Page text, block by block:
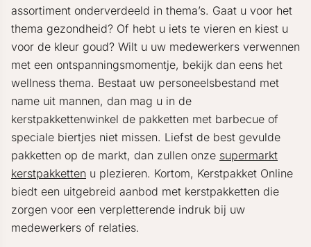
assortiment onderverdeeld in thema’s. Gaat u voor het
thema gezondheid? Of hebt u iets te vieren en kiest u
voor de kleur goud? Wilt u uw medewerkers verwennen
met een ontspanningsmomentje, bekijk dan eens het
wellness thema. Bestaat uw personeelsbestand met
name uit mannen, dan mag u in de
kerstpakkettenwinkel de pakketten met barbecue of
speciale biertjes niet missen. Liefst de best gevulde
pakketten op de markt, dan zullen onze supermarkt
kerstpakketten u plezieren. Kortom, Kerstpakket Online
biedt een uitgebreid aanbod met kerstpakketten die
zorgen voor een verpletterende indruk bij uw
medewerkers of relaties.